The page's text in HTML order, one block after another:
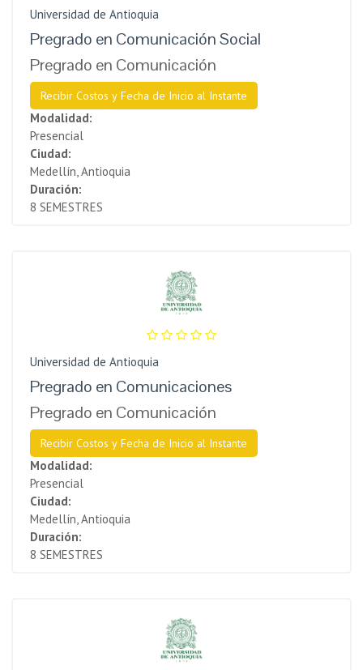
Universidad de Antioquia
Pregrado en Comunicación Social
Pregrado en Comunicación
Recibir Costos y Fecha de Inicio al Instante
Modalidad:
Presencial
Ciudad:
Medellín, Antioquia
Duración:
8 SEMESTRES
Universidad de Antioquia
Pregrado en Comunicaciones
Pregrado en Comunicación
Recibir Costos y Fecha de Inicio al Instante
Modalidad:
Presencial
Ciudad:
Medellín, Antioquia
Duración:
8 SEMESTRES